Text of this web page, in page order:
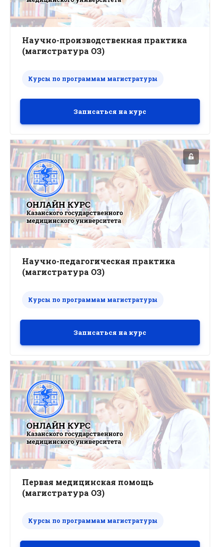
Научно-производственная практика
(магистратура ОЗ)
Курсы по программам магистратуры
Записаться на курс
Научно-педагогическая практика
(магистратура ОЗ)
Курсы по программам магистратуры
Записаться на курс
Первая медицинская помощь
(магистратура ОЗ)
Курсы по программам магистратуры